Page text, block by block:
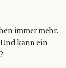
immer mehr.
kann ein